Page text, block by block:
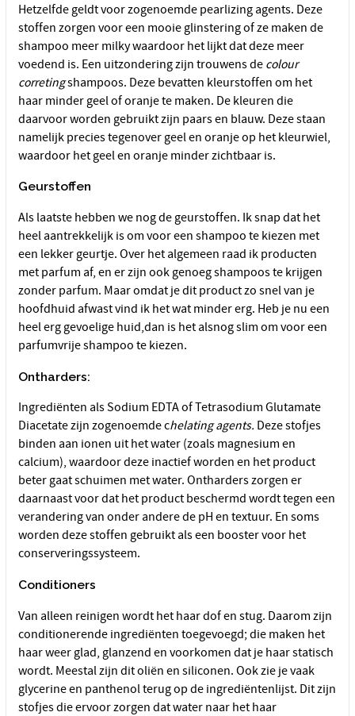
Hetzelfde geldt voor zogenoemde pearlizing agents. Deze
stoffen zorgen voor een mooie glinstering of ze maken de
shampoo meer milky waardoor het lijkt dat deze meer
voedend is. Een uitzondering zijn trouwens de colour
corretingshampoos. Deze bevatten kleurstoffen om het
haar minder geel of oranje te maken. De kleuren die
daarvoor worden gebruikt zijn paars en blauw. Deze staan
namelijk precies tegenover geel en oranje op het kleurwiel,
waardoor het geel en oranje minder zichtbaar is.
Geurstoffen
Als laatste hebben we nog de geurstoffen. Ik snap dat het
heel aantrekkelijk is om voor een shampoo te kiezen met
een lekker geurtje. Over het algemeen raad ik producten
met parfum af, en er zijn ook genoeg shampoos te krijgen
zonder parfum. Maar omdat je dit product zo snel van je
hoofdhuid afwast vind ik het wat minder erg. Heb je nu een
heel erg gevoelige huid,dan is het alsnog slim om voor een
parfumvrije shampoo te kiezen.
Ontharders:
Ingrediënten als Sodium EDTA of Tetrasodium Glutamate
Diacetate zijn zogenoemde chelating agents. Deze stofjes
binden aan ionen uit het water (zoals magnesium en
calcium), waardoor deze inactief worden en het product
beter gaat schuimen met water. Ontharders zorgen er
daarnaast voor dat het product beschermd wordt tegen een
verandering van onder andere de pH en textuur. En soms
worden deze stoffen gebruikt als een booster voor het
conserveringssysteem.
Conditioners
Van alleen reinigen wordt het haar dof en stug. Daarom zijn
conditionerende ingrediënten toegevoegd; die maken het
haar weer glad, glanzend en voorkomen dat je haar statisch
wordt. Meestal zijn dit oliën en siliconen. Ook zie je vaak
glycerine en panthenol terug op de ingrediëntenlijst. Dit zijn
stofjes die ervoor zorgen dat water naar het haar